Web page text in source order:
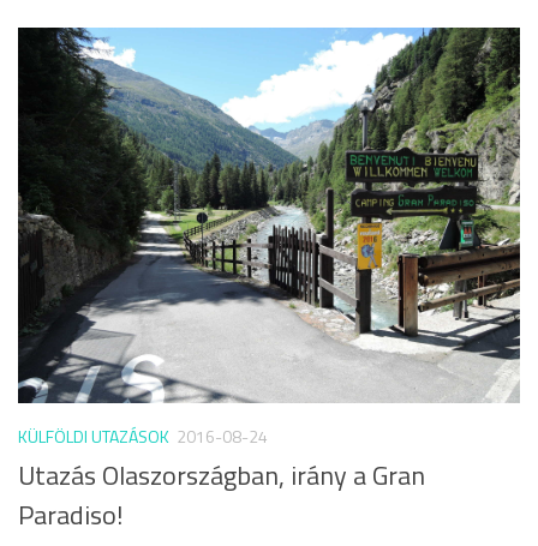
KÜLFÖLDI UTAZÁSOK 2016-08-24
Utazás Olaszországban, irány a Gran
Paradiso!